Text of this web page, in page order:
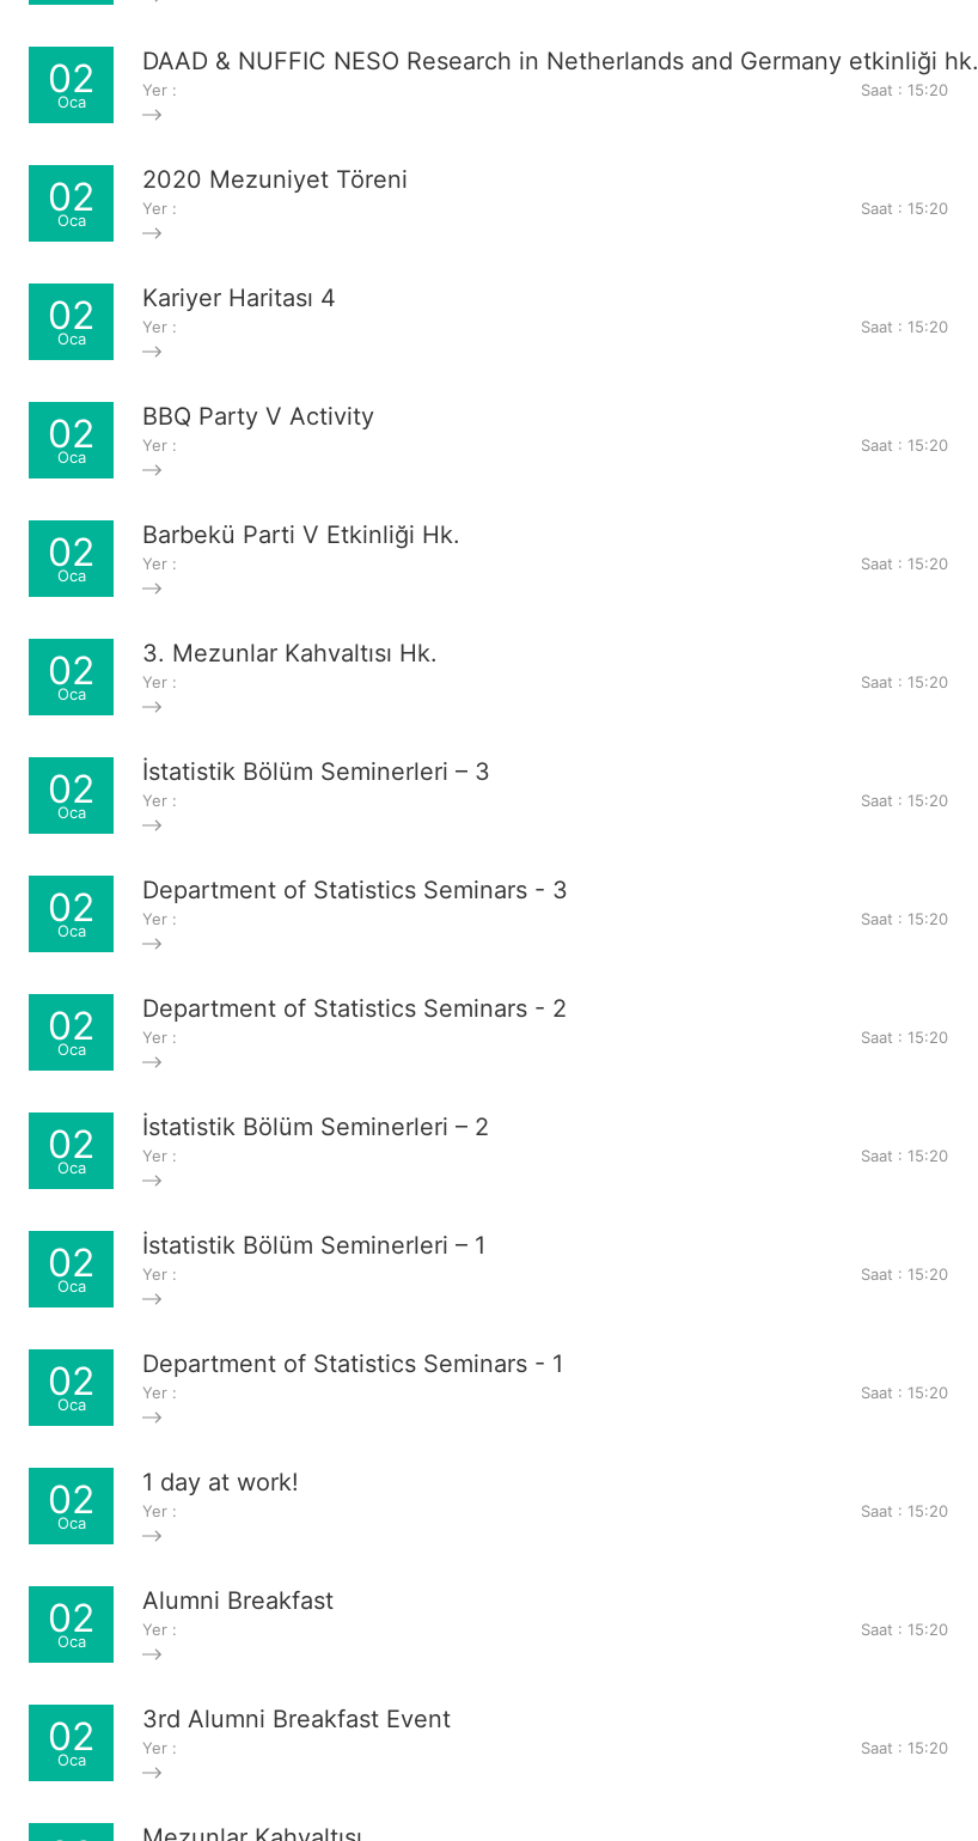
02
Oca
DAAD & NUFFIC NESO Research in Netherlands and Germany etkinliği hk.
Yer : Saat : 15:20
02
Oca
2020 Mezuniyet Töreni
Yer : Saat : 15:20
02
Oca
Kariyer Haritası 4
Yer : Saat : 15:20
02
Oca
BBQ Party V Activity
Yer : Saat : 15:20
02
Oca
Barbekü Parti V Etkinliği Hk.
Yer : Saat : 15:20
02
Oca
3. Mezunlar Kahvaltısı Hk.
Yer : Saat : 15:20
02
Oca
İstatistik Bölüm Seminerleri – 3
Yer : Saat : 15:20
02
Oca
Department of Statistics Seminars - 3
Yer : Saat : 15:20
02
Oca
Department of Statistics Seminars - 2
Yer : Saat : 15:20
02
Oca
İstatistik Bölüm Seminerleri – 2
Yer : Saat : 15:20
02
Oca
İstatistik Bölüm Seminerleri – 1
Yer : Saat : 15:20
02
Oca
Department of Statistics Seminars - 1
Yer : Saat : 15:20
02
Oca
1 day at work!
Yer : Saat : 15:20
02
Oca
Alumni Breakfast
Yer : Saat : 15:20
02
Oca
3rd Alumni Breakfast Event
Yer : Saat : 15:20